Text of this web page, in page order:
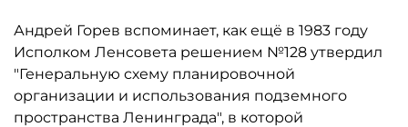
Андрей Горев вспоминает, как ещё в 1983 году
Исполком Ленсовета решением №128 утвердил
"Генеральную схему планировочной
организации и использования подземного
пространства Ленинграда", в которой